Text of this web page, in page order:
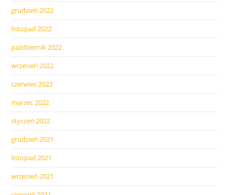
grudzień 2022
listopad 2022
październik 2022
wrzesień 2022
czerwiec 2022
marzec 2022
styczeń 2022
grudzień 2021
listopad 2021
wrzesień 2021